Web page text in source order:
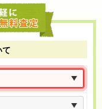
て